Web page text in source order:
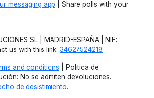
messaging app | Share polls with your
SL | MADRID-ESPAÑA | NIF:
us with this link: 34627524218
and conditions | Política de
No se admiten devoluciones.
de desistimiento.